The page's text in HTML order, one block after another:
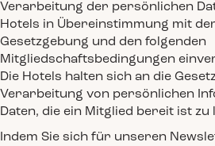
Verarbeitung der persönlichen
Hotels in Übereinstimmung mit
Gesetzgebung und den folgenden
Mitgliedschaftsbedingungen
Die Hotels halten sich an die
Verarbeitung von persönlichen
Daten, die ein Mitglied bereit ist zu
Indem Sie sich für unseren